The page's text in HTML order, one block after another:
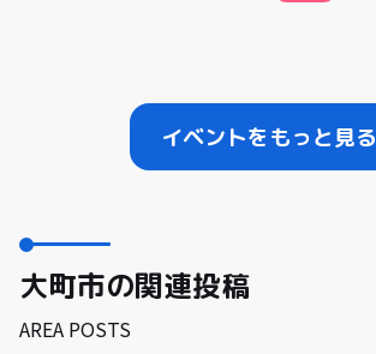
イベントをもっと見る
大町市の関連投稿
AREA POSTS